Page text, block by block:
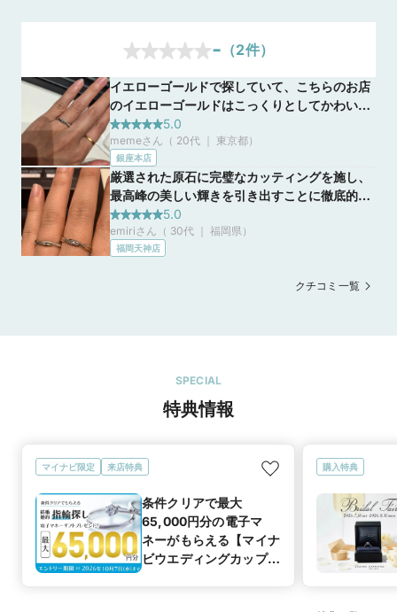
- （2件）
イエローゴールドで探していて、こちらのお店
のイエローゴールドはこっくりとしてかわいら
しかったです。見本はプラチナでしたが、案内
してくださった方が私物でイエローゴールドを
持ってらしたのでご厚意で見せてくださいまし
た。
5.0
memeさん（ 20代 ｜ 東京都）
銀座本店
厳選された原石に完璧なカッティングを施し、
最高峰の美しい輝きを引き出すことに徹底的に
こだわり作られた指輪がとても綺麗でした。 ダ
イヤモンドの高級な輝きとデザインも豊富でと
ても満足です。 また店舗の雰囲気も高級感があ
5.0
emiriさん（ 30代 ｜ 福岡県）
福岡天神店
クチコミ一覧
SPECIAL
特典情報
マイナビ限定 来店特典
条件クリアで最大
65,000円分の電子マ
ネーがもらえる【マイナ
ビウエディングカップル
購入特典